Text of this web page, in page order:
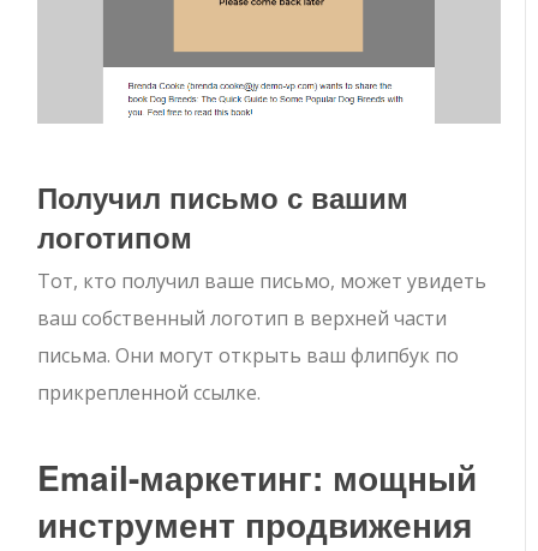
Получил письмо с вашим
логотипом
Тот, кто получил ваше письмо, может увидеть
ваш собственный логотип в верхней части
письма. Они могут открыть ваш флипбук по
прикрепленной ссылке.
Email-маркетинг: мощный
инструмент продвижения